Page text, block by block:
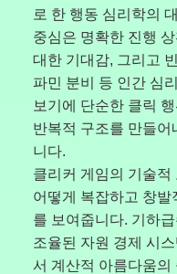
로 한 행동 심리학의
중심은 명확한 진행
대한 기대감, 그리고
파민 분비 등 인간 심
보기에 단순한 클릭
반복적 구조를 만들
니다.
클리커 게임의 기술
어떻게 복잡하고 창발
를 보여줍니다. 기하
조율된 자원 경제 시
서 계산적 아름다움의